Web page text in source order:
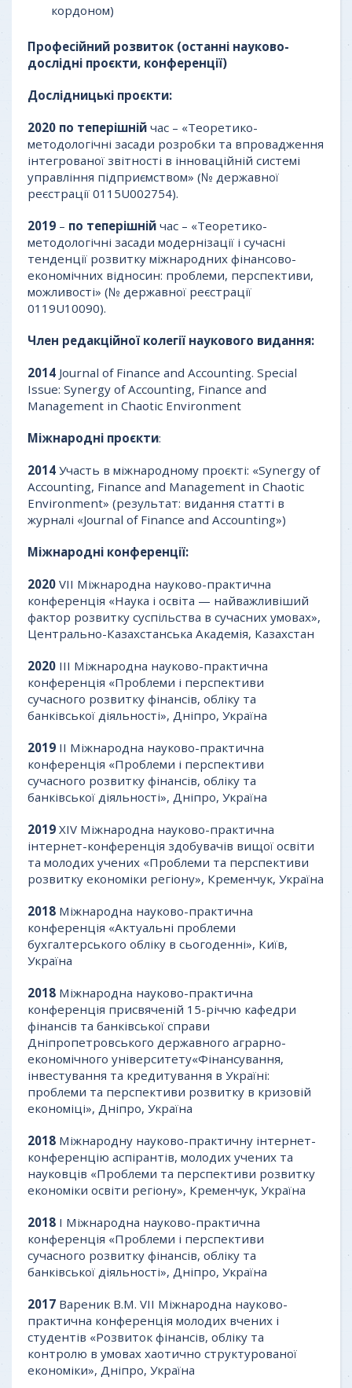
кордоном)
Професійний розвиток (останні науково-
дослідні проєкти, конференції)
Дослідницькі проєкти:
2020 по теперішній час – «Теоретико-
методологічні засади розробки та впровадження
інтегрованої звітності в інноваційній системі
управління підприємством» (№ державної
реєстрації 0115U002754).
2019 – по теперішній час – «Теоретико-
методологічні засади модернізації і сучасні
тенденції розвитку міжнародних фінансово-
економічних відносин: проблеми, перспективи,
можливості» (№ державної реєстрації
0119U10090).
Член редакційної колегії наукового видання:
2014 Journal of Finance and Accounting. Special
Issue: Synergy of Accounting, Finance and
Management in Chaotic Environment
Міжнародні проєкти:
2014 Участь в міжнародному проєкті: «Synergy of
Accounting, Finance and Management in Chaotic
Environment» (результат: видання статті в
журналі «Journal of Finance and Accounting»)
Міжнародні конференції:
2020 VII Міжнародна науково-практична
конференція «Наука і освіта — найважливіший
фактор розвитку суспільства в сучасних умовах»,
Центрально-Казахстанська Академія, Казахстан
2020 III Міжнародна науково-практична
конференція «Проблеми і перспективи
сучасного розвитку фінансів, обліку та
банківської діяльності», Дніпро, Україна
2019 II Міжнародна науково-практична
конференція «Проблеми і перспективи
сучасного розвитку фінансів, обліку та
банківської діяльності», Дніпро, Україна
2019 XIV Міжнародна науково-практична
інтернет-конференція здобувачів вищої освіти
та молодих учених «Проблеми та перспективи
розвитку економіки регіону», Кременчук, Україна
2018 Міжнародна науково-практична
конференція «Актуальні проблеми
бухгалтерського обліку в сьогоденні», Київ,
Україна
2018 Міжнародна науково-практична
конференція присвяченій 15-річчю кафедри
фінансів та банківської справи
Дніпропетровського державного аграрно-
економічного університету«Фінансування,
інвестування та кредитування в Україні:
проблеми та перспективи розвитку в кризовій
економіці», Дніпро, Україна
2018 Міжнародну науково-практичну інтернет-
конференцію аспірантів, молодих учених та
науковців «Проблеми та перспективи розвитку
економіки освіти регіону», Кременчук, Україна
2018 І Міжнародна науково-практична
конференція «Проблеми і перспективи
сучасного розвитку фінансів, обліку та
банківської діяльності», Дніпро, Україна
2017 Вареник В.М. VII Міжнародна науково-
практична конференція молодих вчених і
студентів «Розвиток фінансів, обліку та
контролю в умовах хаотично структурованої
економіки», Дніпро, Україна